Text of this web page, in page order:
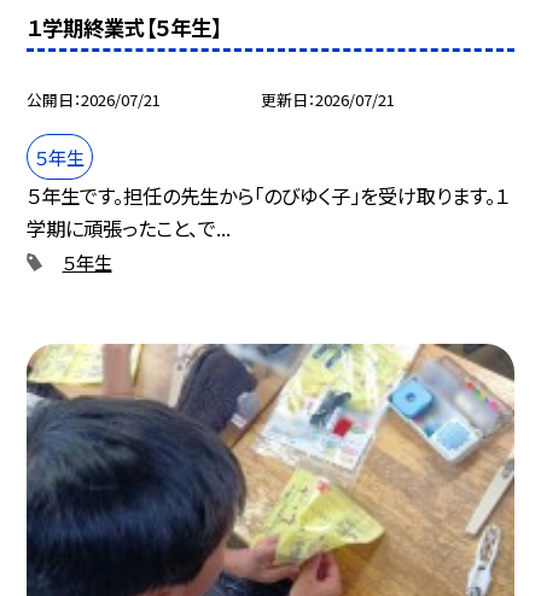
１学期終業式【５年生】
公開日 2026/07/21 更新日 2026/07/21
５年生
５年生です。担任の先生から「のびゆく子」を受け取ります。１
学期に頑張ったこと、で...
５年生